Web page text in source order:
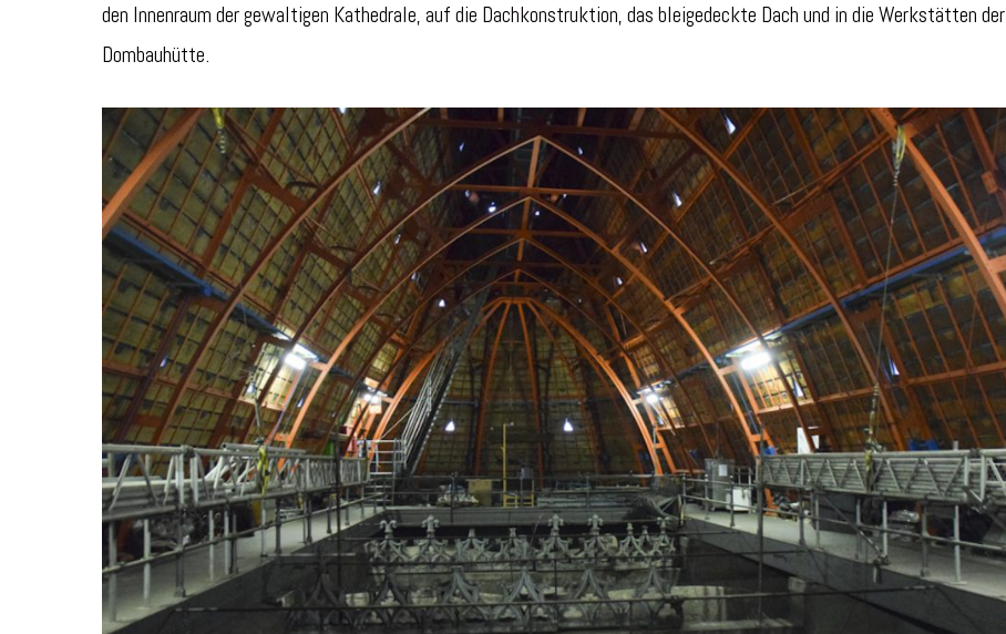
den Innenraum der gewaltigen Kathedrale, auf die Dachkonstruktion, das bleigedeckte Dach und in die Werkstätten der
Dombauhütte.